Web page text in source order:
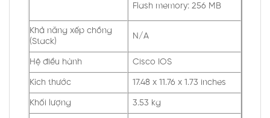
Flash memory: 256 MB
Khả năng xếp chồng
(Stack)
N/A
Hệ điều hành Cisco IOS
Kích thước 17.48 x 11.76 x 1.73 inches
Khối lượng 3.53 kg